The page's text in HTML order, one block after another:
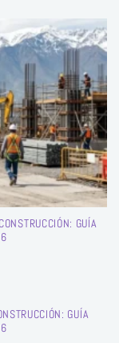
GUÍA
GUÍA